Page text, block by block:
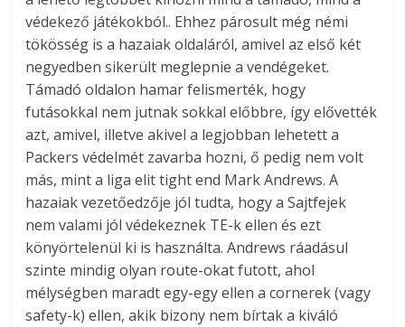
védekező játékokból.. Ehhez párosult még némi
tökösség is a hazaiak oldaláról, amivel az első két
negyedben sikerült meglepnie a vendégeket.
Támadó oldalon hamar felismerték, hogy
futásokkal nem jutnak sokkal előbbre, így elővették
azt, amivel, illetve akivel a legjobban lehetett a
Packers védelmét zavarba hozni, ő pedig nem volt
más, mint a liga elit tight end Mark Andrews. A
hazaiak vezetőedzője jól tudta, hogy a Sajtfejek
nem valami jól védekeznek TE-k ellen és ezt
könyörtelenül ki is használta. Andrews ráadásul
szinte mindig olyan route-okat futott, ahol
mélységben maradt egy-egy ellen a cornerek (vagy
safety-k) ellen, akik bizony nem bírtak a kiváló